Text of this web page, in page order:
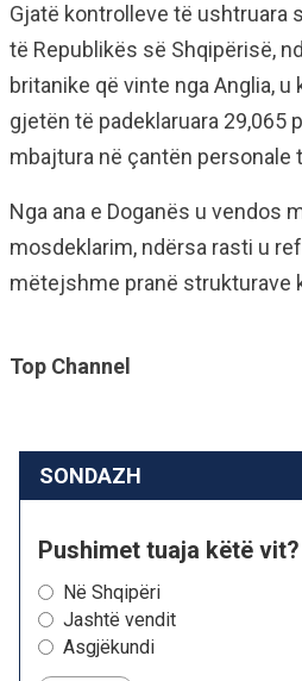
Gjatë kontrolleve të ushtruara
të Republikës së Shqipërisë,
britanike që vinte nga Anglia, u
gjetën të padeklaruara 29,065
mbajtura në çantën
Nga ana e Doganës u vendos
mosdeklarim, ndërsa rasti u
mëtejshme pranë strukturave
Top Channel
SONDAZH
Pushimet tuaja këtë vit?
Në Shqipëri
Jashtë vendit
Asgjëkundi